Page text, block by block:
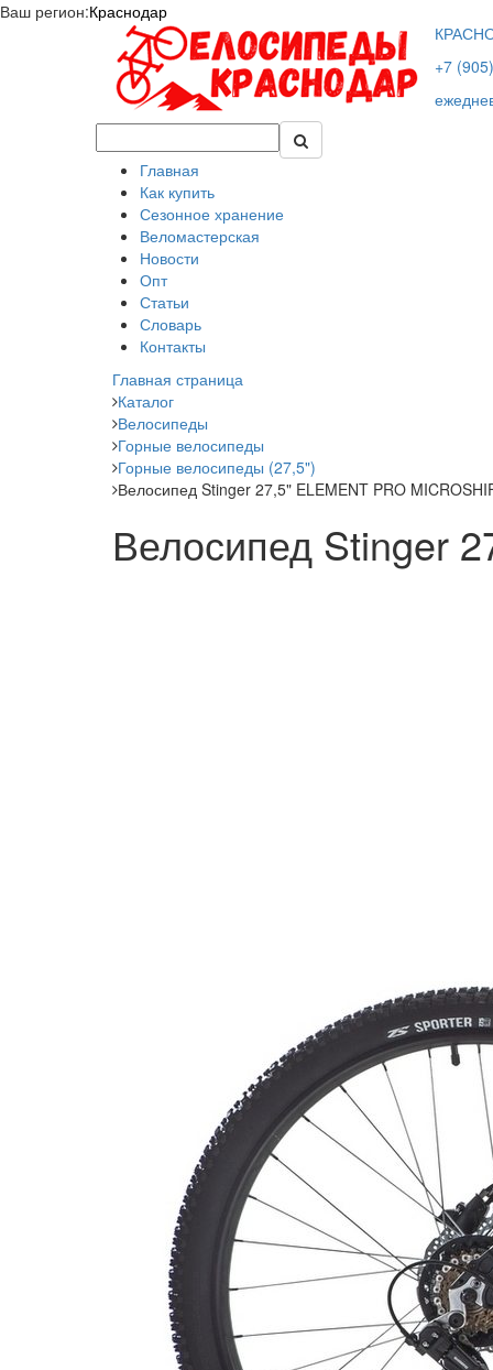
Ваш регион:Краснодар
+7
Главная
Как купить
Сезонное хранение
Веломастерская
Новости
Опт
Статьи
Словарь
Контакты
Главная страница
Каталог
Велосипеды
Горные велосипеды
Горные велосипеды (27,5")
Велосипед Stinger 27,5" ELEMENT PRO
Велосипед Stinger